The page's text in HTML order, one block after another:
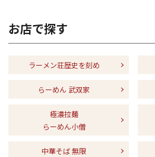
お店で探す
ラーメン荘歴史を刻め
らーめん 武双家
極濃拉麺
らーめん小僧
中華そば 無限